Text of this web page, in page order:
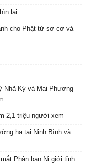
lại
cho Phật tử sơ cơ và
Nhã Kỳ và Mai Phương
2,1 triệu người xem
hạ tại Ninh Bình và
Phân ban Ni giới tỉnh